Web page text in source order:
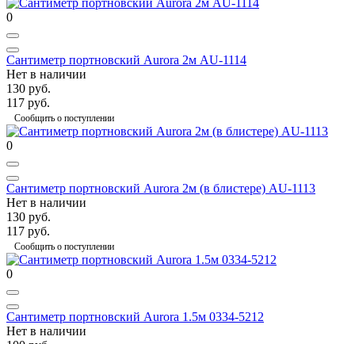
0
Сантиметр портновский Aurora 2м AU-1114
Нет в наличии
130 руб.
117 руб.
Сообщить о поступлении
0
Сантиметр портновский Aurora 2м (в блистере) AU-1113
Нет в наличии
130 руб.
117 руб.
Сообщить о поступлении
0
Сантиметр портновский Aurora 1.5м 0334-5212
Нет в наличии